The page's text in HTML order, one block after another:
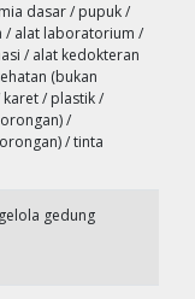
dasar / pupuk /
/ alat laboratorium /
/ alat kedokteran
(bukan
karet / plastik /
/
/ tinta
gedung